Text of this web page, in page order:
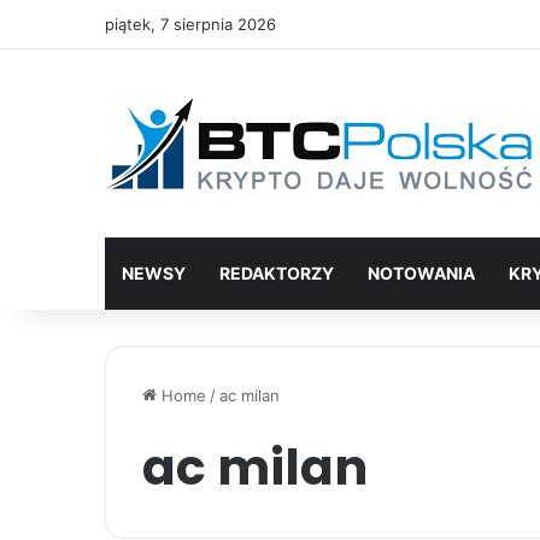
piątek, 7 sierpnia 2026
NEWSY REDAKTORZY NOTOWANIA
Home /ac milan
ac milan